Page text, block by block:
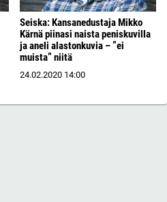
Seiska: Kansanedustaja Mikko
Kärnä piinasi naista peniskuvilla
ja aneli alastonkuvia – ”ei
muista” niitä
24.02.2020 14:00